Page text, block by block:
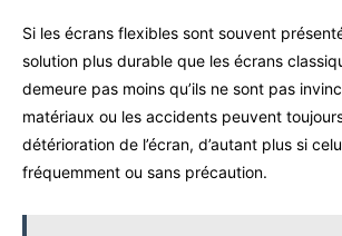
Si les écrans flexibles sont souvent
solution plus durable que les écrans
demeure pas moins qu’ils ne sont pas
matériaux ou les accidents peuvent
détérioration de l’écran, d’autant plus si
fréquemment ou sans précaution.